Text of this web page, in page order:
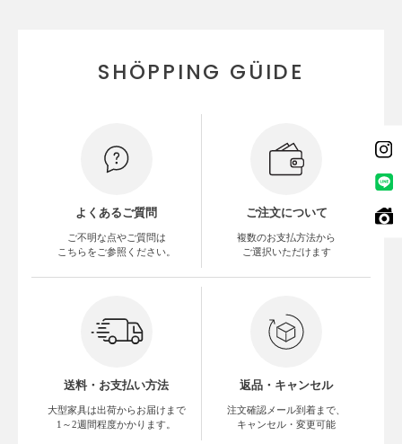
SHÖPPING GÜIDE
よくあるご質問
ご不明な点やご質問は
こちらをご参照ください。
ご注文について
複数のお支払方法から
ご選択いただけます
送料・お支払い方法
大型家具は出荷からお届けまで
1～2週間程度かかります。
返品・キャンセル
注文確認メール到着まで、
キャンセル・変更可能